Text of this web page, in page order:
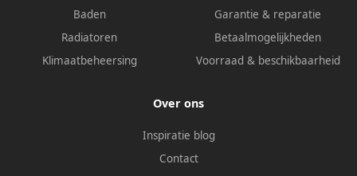
Baden
Radiatoren
Klimaatbeheersing
Garantie & reparatie
Betaalmogelijkheden
Voorraad & beschikbaarheid
Over ons
Inspiratie blog
Contact